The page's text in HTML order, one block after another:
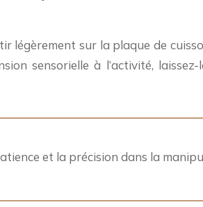
sur la plaque de
sensorielle à l’activité,
et la précision dans la